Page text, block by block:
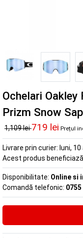
Ochelari
Prizm Snow
1,109 lei719 lei Prețul
Livrare prin curier: luni,
Acest produs
Disponibilitate: Online si
Comandă telefonic: 0755